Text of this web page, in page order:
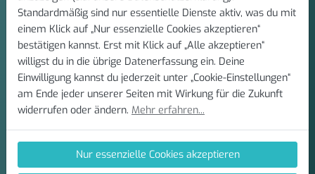
Standardmäßig sind nur essentielle Dienste aktiv, was du mit
einem Klick auf „Nur essenzielle Cookies akzeptieren“
bestätigen kannst. Erst mit Klick auf „Alle akzeptieren“
willigst du in die übrige Datenerfassung ein. Deine
Einwilligung kannst du jederzeit unter „Cookie-Einstellungen“
am Ende jeder unserer Seiten mit Wirkung für die Zukunft
widerrufen oder ändern. Mehr erfahren...
Nur essenzielle Cookies akzeptieren
Vorname
Nachname
E-Mail-Adresse